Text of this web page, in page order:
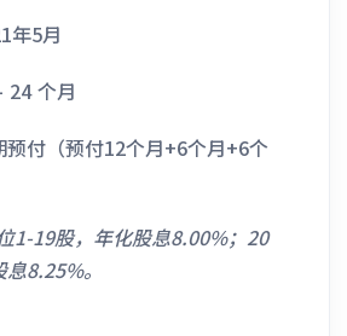
年5月
24 个月
预付（预付12个月+6个月+6个
1-19股，年化股息8.00%；20
8.25%。